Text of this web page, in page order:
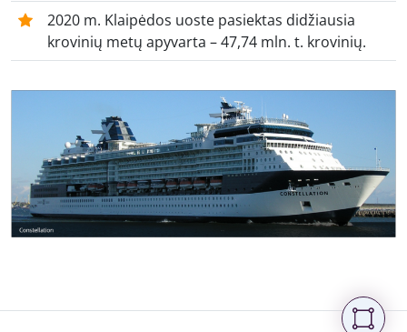
2020 m. Klaipėdos uoste pasiektas didžiausia
krovinių metų apyvarta – 47,74 mln. t. krovinių.